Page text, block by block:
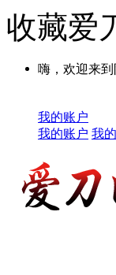
收藏爱
嗨，欢迎来
我的账户
我的账户 我